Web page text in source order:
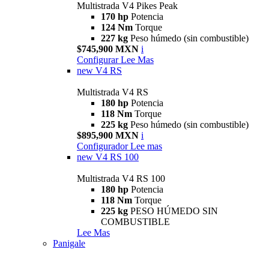
Multistrada V4 Pikes Peak
170 hp Potencia
124 Nm Torque
227 kg Peso húmedo (sin combustible)
$745,900 MXN i
Configurar Lee Mas
new V4 RS
Multistrada V4 RS
180 hp Potencia
118 Nm Torque
225 kg Peso húmedo (sin combustible)
$895,900 MXN i
Configurador Lee mas
new V4 RS 100
Multistrada V4 RS 100
180 hp Potencia
118 Nm Torque
225 kg PESO HÚMEDO SIN
COMBUSTIBLE
Lee Mas
Panigale